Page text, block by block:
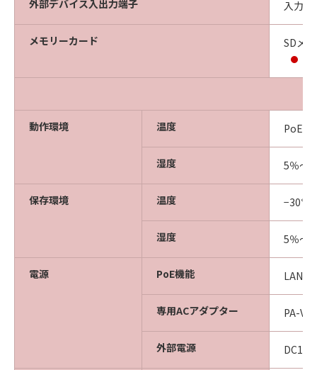
外部デバイス入出力端子 入力
メモリーカード
SDメ
動作環境 温度 PoE
湿度 5％～
保存環境 温度 −30℃
湿度 5％～
電源 PoE機能 LANコ
専用ACアダプター PA-
外部電源